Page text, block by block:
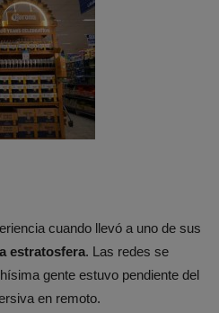
cuando llevó a uno de sus
estratosfera. Las redes se
gente estuvo pendiente del
en remoto.